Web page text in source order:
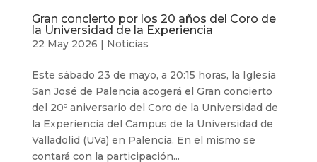
Gran concierto por los 20 años del Coro de
la Universidad de la Experiencia
22 May 2026 | Noticias
Este sábado 23 de mayo, a 20:15 horas, la Iglesia
San José de Palencia acogerá el Gran concierto
del 20º aniversario del Coro de la Universidad de
la Experiencia del Campus de la Universidad de
Valladolid (UVa) en Palencia. En el mismo se
contará con la participación...